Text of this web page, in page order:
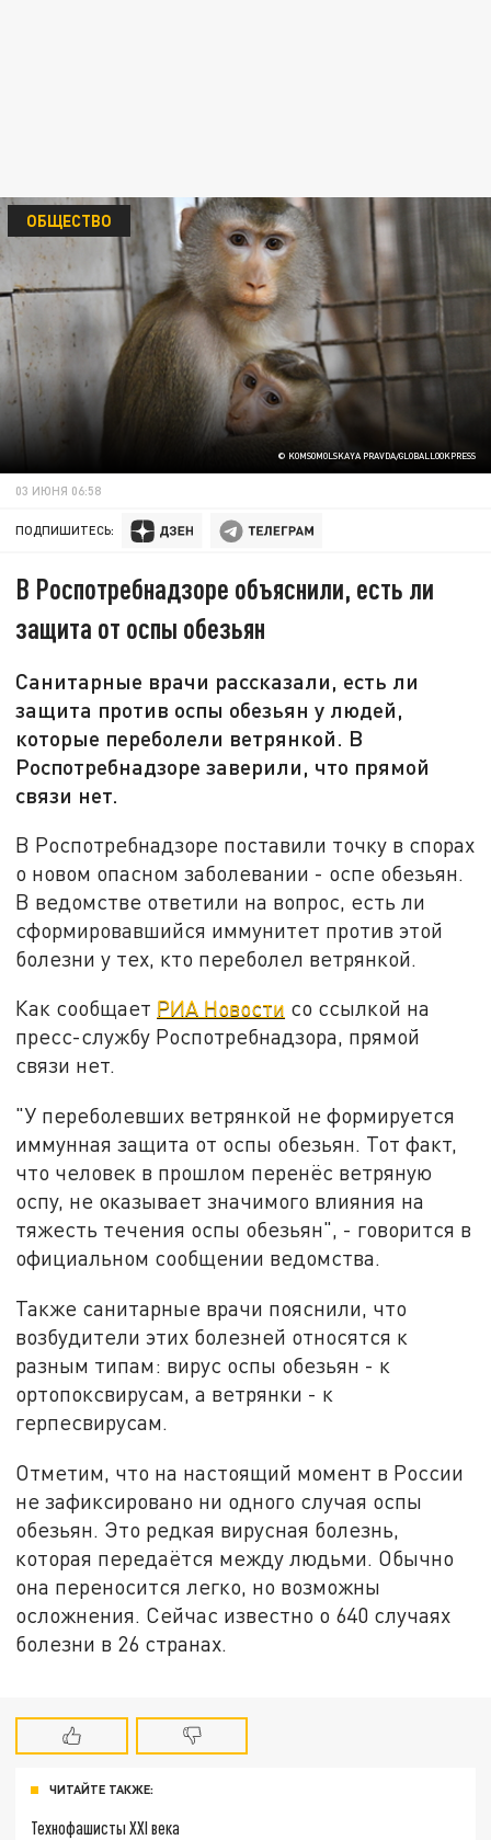
© KOMSOMOLSKAYA PRAVDA/GLOBALLOOKPRESS
ОБЩЕСТВО
03 ИЮНЯ 06:58
ПОДПИШИТЕСЬ:
В Роспотребнадзоре объяснили, есть ли
защита от оспы обезьян
Санитарные врачи рассказали, есть ли
защита против оспы обезьян у людей,
которые переболели ветрянкой. В
Роспотребнадзоре заверили, что прямой
связи нет.
В Роспотребнадзоре поставили точку в спорах
о новом опасном заболевании - оспе обезьян.
В ведомстве ответили на вопрос, есть ли
сформировавшийся иммунитет против этой
болезни у тех, кто переболел ветрянкой.
Как сообщает РИА Новости со ссылкой на
пресс-службу Роспотребнадзора, прямой
связи нет.
"У переболевших ветрянкой не формируется
иммунная защита от оспы обезьян. Тот факт,
что человек в прошлом перенёс ветряную
оспу, не оказывает значимого влияния на
тяжесть течения оспы обезьян", - говорится в
официальном сообщении ведомства.
Также санитарные врачи пояснили, что
возбудители этих болезней относятся к
разным типам: вирус оспы обезьян - к
ортопоксвирусам, а ветрянки - к
герпесвирусам.
Отметим, что на настоящий момент в России
не зафиксировано ни одного случая оспы
обезьян. Это редкая вирусная болезнь,
которая передаётся между людьми. Обычно
она переносится легко, но возможны
осложнения. Сейчас известно о 640 случаях
болезни в 26 странах.
ЧИТАЙТЕ ТАКЖЕ:
Технофашисты XXI века